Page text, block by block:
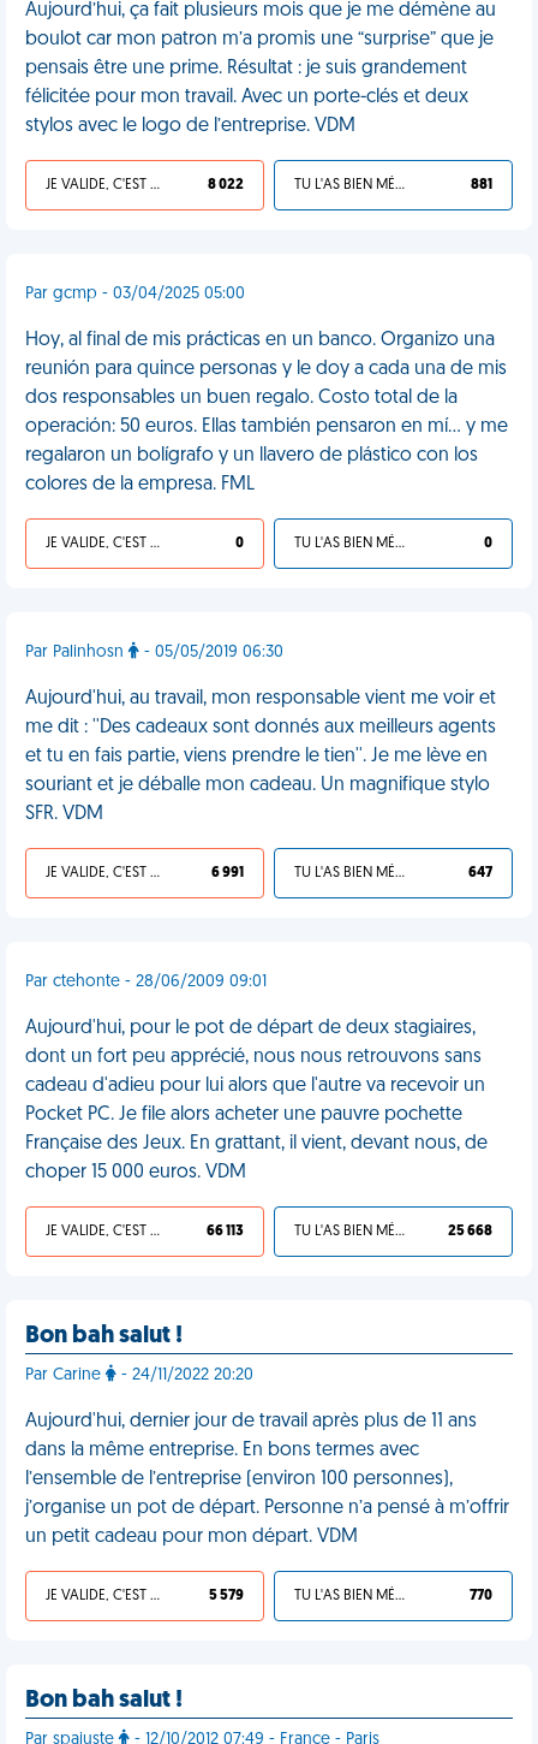
Aujourd’hui, ça fait plusieurs mois que je me démène au
boulot car mon patron m’a promis une “surprise” que je
pensais être une prime. Résultat : je suis grandement
félicitée pour mon travail. Avec un porte-clés et deux
stylos avec le logo de l’entreprise. VDM
JE VALIDE, C'EST UNE VDM 8 022 TU L'AS BIEN MÉRITÉ 881
Par gcmp - 03/04/2025 05:00
Hoy, al final de mis prácticas en un banco. Organizo una
reunión para quince personas y le doy a cada una de mis
dos responsables un buen regalo. Costo total de la
operación: 50 euros. Ellas también pensaron en mí… y me
regalaron un bolígrafo y un llavero de plástico con los
colores de la empresa. FML
JE VALIDE, C'EST UNE VDM 0 TU L'AS BIEN MÉRITÉ 0
Par Palinhosn - 05/05/2019 06:30
Aujourd'hui, au travail, mon responsable vient me voir et
me dit : ''Des cadeaux sont donnés aux meilleurs agents
et tu en fais partie, viens prendre le tien''. Je me lève en
souriant et je déballe mon cadeau. Un magnifique stylo
SFR. VDM
JE VALIDE, C'EST UNE VDM 6 991 TU L'AS BIEN MÉRITÉ 647
Par ctehonte - 28/06/2009 09:01
Aujourd'hui, pour le pot de départ de deux stagiaires,
dont un fort peu apprécié, nous nous retrouvons sans
cadeau d'adieu pour lui alors que l'autre va recevoir un
Pocket PC. Je file alors acheter une pauvre pochette
Française des Jeux. En grattant, il vient, devant nous, de
choper 15 000 euros. VDM
JE VALIDE, C'EST UNE VDM 66 113 TU L'AS BIEN MÉRITÉ 25 668
Bon bah salut !
Par Carine - 24/11/2022 20:20
Aujourd'hui, dernier jour de travail après plus de 11 ans
dans la même entreprise. En bons termes avec
l’ensemble de l’entreprise (environ 100 personnes),
j’organise un pot de départ. Personne n’a pensé à m’offrir
un petit cadeau pour mon départ. VDM
JE VALIDE, C'EST UNE VDM 5 579 TU L'AS BIEN MÉRITÉ 770
Bon bah salut !
Par spajuste - 12/10/2012 07:49 - France - Paris